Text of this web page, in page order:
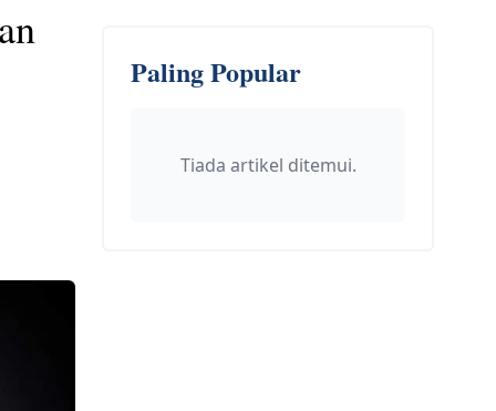
Paling Popular
Tiada artikel ditemui.